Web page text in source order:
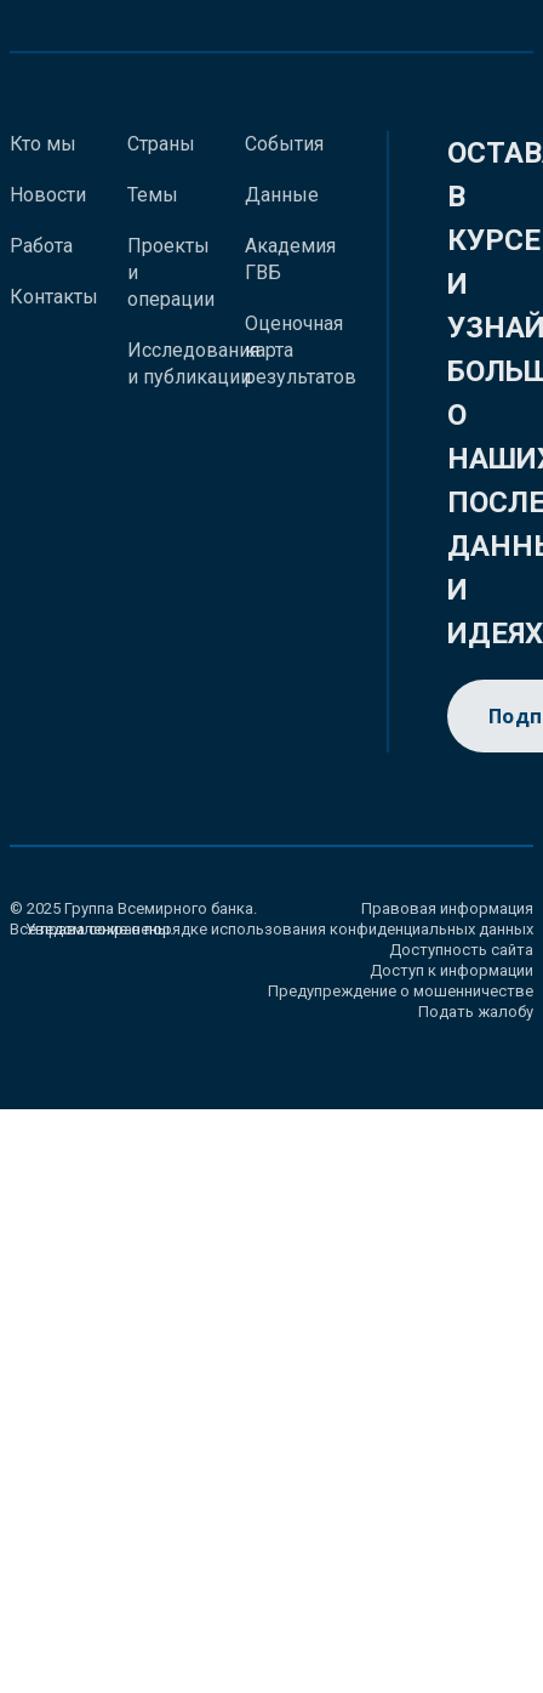
Кто мы
Новости
Работа
Контакты
Страны
Темы
Проекты
и
операции
Исследования
и публикации
События
Данные
Академия
ГВБ
Оценочная
карта
результатов
В
КУРСЕ
И
О
И
ИДЕЯХ
© 2025 Группа Всемирного банка.
Все права сохранены.
Правовая информация
Уведомление о порядке использования конфиденциальных данных
Доступность сайта
Доступ к информации
Предупреждение о мошенничестве
Подать жалобу